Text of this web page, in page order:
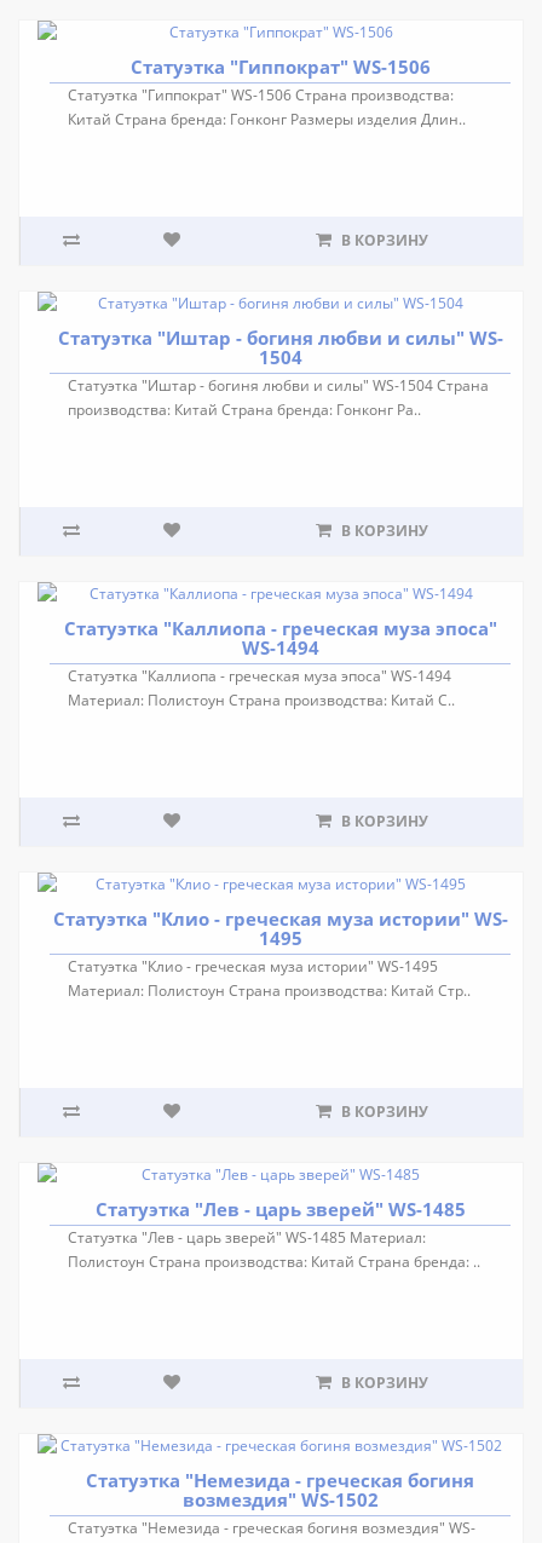
Статуэтка "Гиппократ" WS-1506
Статуэтка "Гиппократ" WS-1506 Страна производства:
Китай Страна бренда: Гонконг Размеры изделия Длин..
В КОРЗИНУ
Статуэтка "Иштар - богиня любви и силы" WS-
1504
Статуэтка "Иштар - богиня любви и силы" WS-1504 Страна
производства: Китай Страна бренда: Гонконг Ра..
В КОРЗИНУ
Статуэтка "Каллиопа - греческая муза эпоса"
WS-1494
Статуэтка "Каллиопа - греческая муза эпоса" WS-1494
Материал: Полистоун Страна производства: Китай С..
В КОРЗИНУ
Статуэтка "Клио - греческая муза истории" WS-
1495
Статуэтка "Клио - греческая муза истории" WS-1495
Материал: Полистоун Страна производства: Китай Стр..
В КОРЗИНУ
Статуэтка "Лев - царь зверей" WS-1485
Статуэтка "Лев - царь зверей" WS-1485 Материал:
Полистоун Страна производства: Китай Страна бренда: ..
В КОРЗИНУ
Статуэтка "Немезида - греческая богиня
возмездия" WS-1502
Статуэтка "Немезида - греческая богиня возмездия" WS-